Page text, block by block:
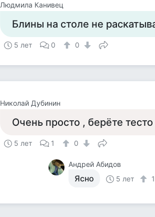
Людмила Канивец
Блины на столе не
5 лет 0 0
Николай Дубинин
Очень просто , берёте
5 лет 1 0
Андрей Абидов
Ясно 5 лет 1